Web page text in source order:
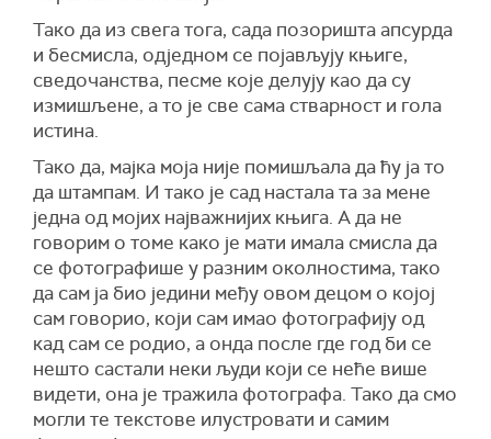
Тако да из свега тога, сада позоришта апсурда
и бесмисла, одједном се појављују књиге,
сведочанства, песме које делују као да су
измишљене, а то је све сама стварност и гола
истина.
Тако да, мајка моја није помишљала да ћу ја то
да штампам. И тако је сад настала та за мене
једна од мојих најважнијих књига. А да не
говорим о томе како је мати имала смисла да
се фотографише у разним околностима, тако
да сам ја био једини међу овом децом о којој
сам говорио, који сам имао фотографију од
кад сам се родио, а онда после где год би се
нешто састали неки људи који се неће више
видети, она је тражила фотографа. Тако да смо
могли те текстове илустровати и самим